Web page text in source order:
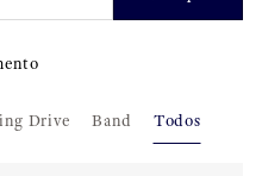
Drive Band Todos